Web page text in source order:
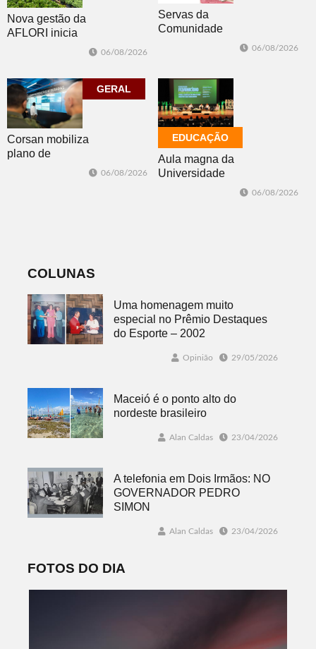
Nova gestão da
AFLORI inicia
06/08/2026
Servas da
Comunidade
06/08/2026
GERAL
Corsan mobiliza
plano de
06/08/2026
EDUCAÇÃO
Aula magna da
Universidade
06/08/2026
COLUNAS
Uma homenagem muito
especial no Prêmio Destaques
do Esporte – 2002
Opinião 29/05/2026
Maceió é o ponto alto do
nordeste brasileiro
Alan Caldas 23/04/2026
A telefonia em Dois Irmãos: NO
GOVERNADOR PEDRO
SIMON
Alan Caldas 23/04/2026
FOTOS DO DIA